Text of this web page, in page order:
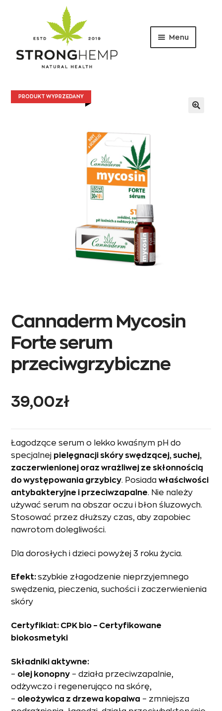
Przejdź
do
nawigacji
Przejdź
do
Menu
PRODUKT WYPRZEDANY
Cannaderm Mycosin
Forte serum
przeciwgrzybiczne
39,00zł
Łagodzące serum o lekko kwaśnym pH do
specjalnej pielęgnacji skóry swędzącej, suchej,
zaczerwienionej oraz wrażliwej ze skłonnością
do występowania grzybicy. Posiadawłaściwości
antybakteryjne i przeciwzapalne. Nie należy
używać serum na obszar oczu i błon śluzowych.
Stosować przez dłuższy czas, aby zapobiec
nawrotom dolegliwości.
Dla dorosłych i dzieci powyżej 3 roku życia.
Efekt:szybkie złagodzenie nieprzyjemnego
swędzenia, pieczenia, suchości i zaczerwienienia
skóry
Certyfikiat: CPK bio – Certyfikowane
biokosmetyki
Składniki aktywne:
– olej konopny – działa przeciwzapalnie,
odżywczo i regenerująco na skórę,
– oleożywica z drzewa kopaiwa – zmniejsza